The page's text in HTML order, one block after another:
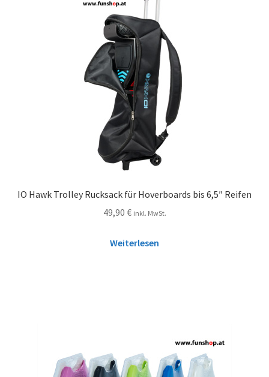
IO Hawk Trolley Rucksack für Hoverboards bis 6,5″ Reifen
49,90 € inkl. MwSt.
Weiterlesen